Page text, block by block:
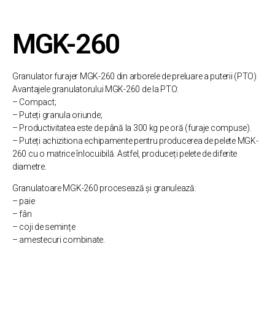
MGK-260
Granulator furajer MGK-260 din arborele de preluare a puterii (PTO)
Avantajele granulatorului MGK-260 de la PTO:
– Compact;
– Puteți granula oriunde;
– Productivitatea este de până la 300 kg pe oră (furaje compuse).
– Puteți achizitiona echipamente pentru producerea de pelete MGK-
260 cu o matrice înlocuibilă. Astfel, produceți pelete de diferite
diametre.
Granulatoare MGK-260 procesează și granulează:
– paie
– fân
– coji de semințe
– amestecuri combinate.